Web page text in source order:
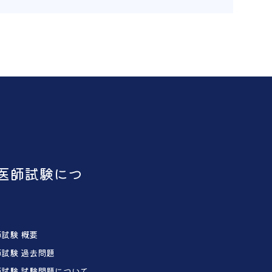
師試験につ
験 概要
験 過去問題